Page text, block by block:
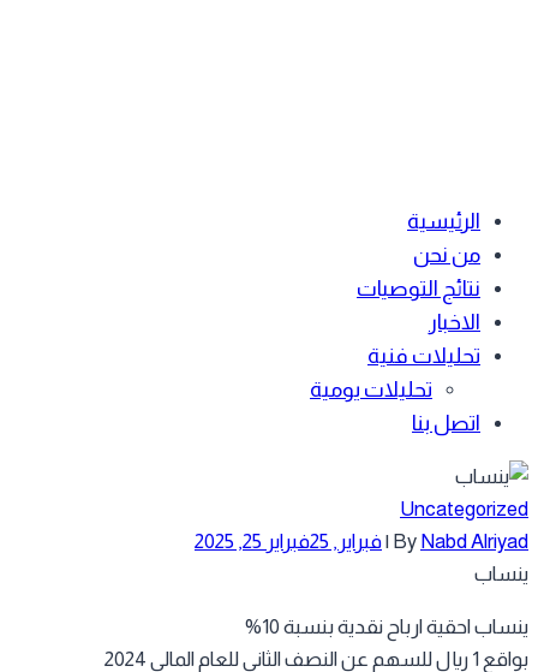
الرئيسية
من نحن
نتائج التوصيات
الاخبار
تحليلات فنية
تحليلات يومية
اتصل بنا
ByNabd
|فبراير, 25
فبراير 25, 2025
احقية ارباح نقدية بنسبة 10%
النصف الثانى للعام المالى 2024